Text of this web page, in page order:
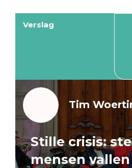
Verslag
Tim
Stille crisis:
mensen